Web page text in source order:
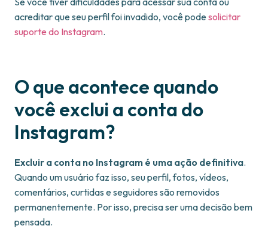
acreditar que seu perfil foi invadido, você podesolicitar
suporte do Instagram.
O que acontece quando
você exclui a conta do
Instagram?
Excluir a conta no Instagram é uma ação definitiva.
Quando um usuário faz isso, seu perfil, fotos, vídeos,
comentários, curtidas e seguidores são removidos
permanentemente. Por isso, precisa ser uma decisão bem
pensada.